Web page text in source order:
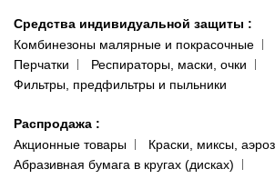
Средства индивидуальной защиты :
Комбинезоны малярные и покрасочные
Перчатки
Респираторы, маски, очки
Фильтры, предфильтры и пыльники
Распродажа :
Акционные товары
Краски, миксы,
Абразивная бумага в кругах (дисках)